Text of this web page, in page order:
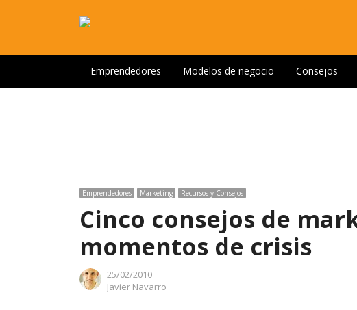
Emprendedores Modelos de negocio Consejos
Emprendedores Marketing Recursos y Consejos
Cinco consejos de
momentos de crisis
25/02/2010
Author
Javier Navarro